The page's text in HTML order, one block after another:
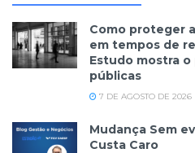
Como proteger
em tempos de
Estudo mostra
públicas
7 DE AGOSTO DE 2026
Mudança Sem
Custa Caro